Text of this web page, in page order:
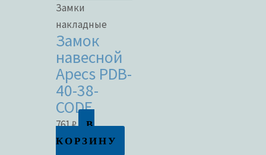
Замки
накладные
Замок
навесной
Apecs PDB-
40-38-
CODE
761₽
В
КОРЗИНУ